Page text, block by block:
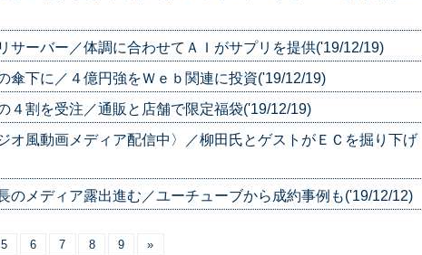
サーバー／体調に合わせてＡＩがサプリを提供('19/12/19)
傘下に／４億円強をＷｅｂ関連に投資('19/12/19)
４割を受注／通販と店舗で限定福袋('19/12/19)
風動画メディア配信中〉／柳田氏とゲストがＥＣを掘り下げ
のメディア露出進む／ユーチューブから成約事例も('19/12/12)
5 6 7 8 9 »